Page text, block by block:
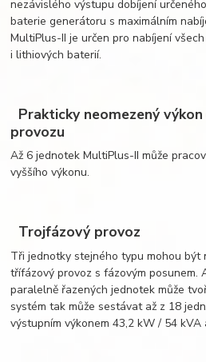
nezávislého výstupu dobíjení
baterie generátoru s maximálním
MultiPlus-II je určen pro nabíjení
i lithiových baterií.
Prakticky neomezený
provozu
Až 6 jednotek MultiPlus-II může
vyššího výkonu.
Trojfázový provoz
Tři jednotky stejného typu mohou být
třífázový provoz s fázovým posunem.
paralelně řazených jednotek může
systém tak může sestávat až z 18
výstupním výkonem 43,2 kW / 54 kVA